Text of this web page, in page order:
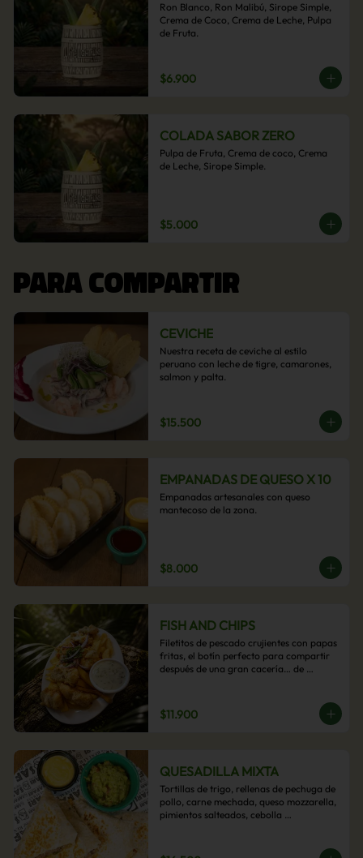
Ron Blanco, Ron Malibú, Sirope Simple,
Crema de Coco, Crema de Leche, Pulpa
de Fruta.
$6.900
COLADA SABOR ZERO
Pulpa de Fruta, Crema de coco, Crema
de Leche, Sirope Simple.
$5.000
PARA COMPARTIR
CEVICHE
Nuestra receta de ceviche al estilo
peruano con leche de tigre, camarones,
salmon y palta.
$15.500
EMPANADAS DE QUESO X 10
Empanadas artesanales con queso
mantecoso de la zona.
$8.000
FISH AND CHIPS
Filetitos de pescado crujientes con papas
fritas, el botín perfecto para compartir
después de una gran cacería… de
$11.900
QUESADILLA MIXTA
Tortillas de trigo, rellenas de pechuga de
pollo, carne mechada, queso mozzarella,
pimientos salteados, cebolla